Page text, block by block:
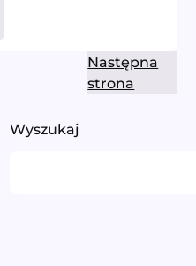
Następna
strona
Wyszukaj